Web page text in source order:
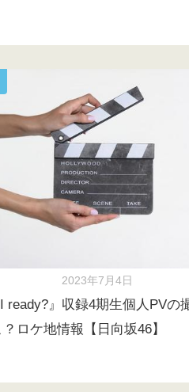
2023年7月4日
I ready?』収録4期生個人PVの
ロケ地情報【日向坂46】